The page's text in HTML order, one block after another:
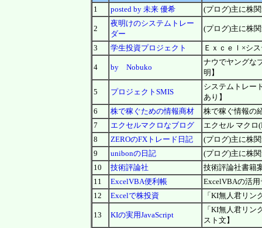
1 posted by 未来 優希 (プログ)主に株
2
夜明けのシステムトレー
ダー
(プログ)主に株
3 学生投資プロジェクト Ｅｘｃｅｌ×シ
4 by Nobuko
ナウでヤングな
明】
5 プロジェクトSMIS
システムトレー
あり】
6
株で稼ぐための情報商材
株で稼ぐ情報の
7
エクセルマクロなブログ
エクセル マク
8
ZEROのFXトレード日記
(プログ)主に株
9
unibonの日記
(プログ)主に株
10
技術評論社
技術評論社書籍
11
ExcelVBA便利帳
ExcelVBAの活
12
Excelで株投資 「KI無人君リ
13 KIの実用JavaScript
「KI無人君リ
スト文】